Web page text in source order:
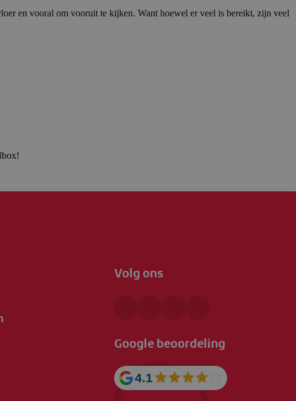
en vooral om vooruit te kijken. Want hoewel er veel is bereikt, zijn veel
Volg ons
Google beoordeling
4.1